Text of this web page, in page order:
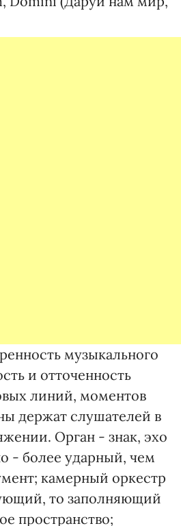
музыкального
и отточенность
линий, моментов
держат слушателей в
Орган - знак, эхо
- более ударный, чем
камерный оркестр
то заполняющий
пространство;